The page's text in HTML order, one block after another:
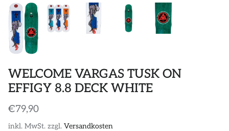
WELCOME VARGAS TUSK ON
EFFIGY 8.8 DECK WHITE
€79,90
inkl. MwSt. zzgl. Versandkosten